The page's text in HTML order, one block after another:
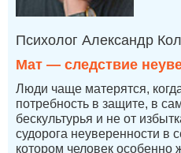
Психолог Александр
Мат — следствие
Люди чаще матерятся,
потребность в защите, в
бескультурья и не от
судорога неуверенности в
котором человек особенно